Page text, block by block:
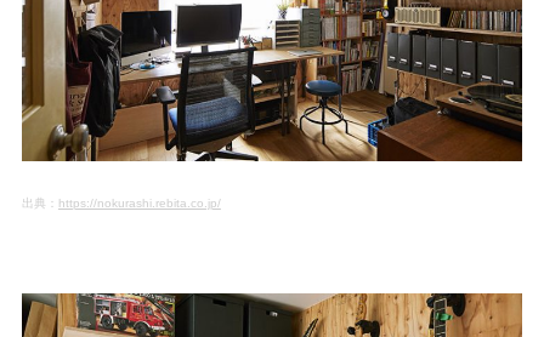
出典： https://nokurashi.rebita.co.jp/